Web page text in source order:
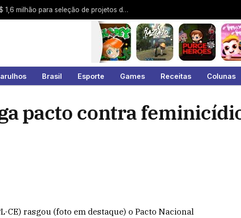
Guarulhos abre edital de mais de R$ 1,6 milhão para seleção de projetos de pontos de cultura
Brasil Esporte Games Receitas Colunas
pacto contra
CE) rasgou (foto em destaque) o Pacto Nacional